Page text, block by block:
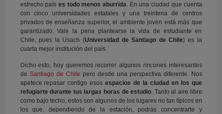
estrecho país es todo menos aburrida . En una ciudad que cuenta
con cinco universidades estatales y una treintena de centros
privados de enseñanza superior, el ambiente joven está más que
garantizado. Vale la pena plantearse la vida de estudiante en
Chile, pues la Usach (Universidad de Santiago de Chile) es la
cuarta mejor institución del país.
Dicho esto, hoy queremos recorrer algunos rincones interesantes
de Santiago de Chile pero desde una perspectiva diferente. Nos
apetece repasar contigo esosespacios de la ciudad en los que
refugiarte durante tus largas horas de estudio . Tanto al aire libre
como bajo techo, estos son algunos de los lugares no tan típicos en
los que, dependiendo de la estación, podrás concentrarte y